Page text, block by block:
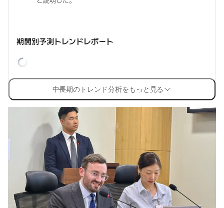
期間別予測トレンドレポート
中長期のトレンド分析をもっと見る